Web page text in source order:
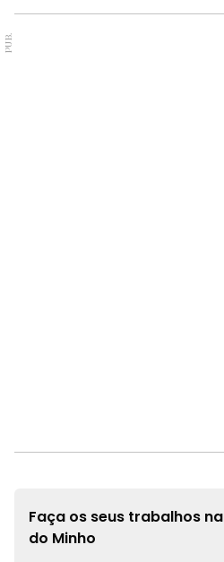
PUB.
Faça os seus trabalhos na
do Minho